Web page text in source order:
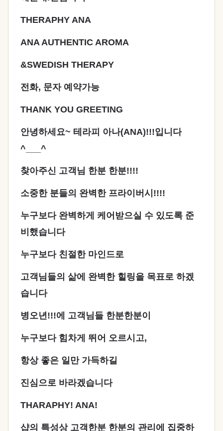
THERAPHY ANA
ANA AUTHENTIC AROMA
&SWEDISH THERAPY
전화, 문자 예약가능
THANK YOU GREETING
안녕하세요~ 테라피 아나(ANA)!!!입니다
^___^
찾아주신 고객님 한분 한분!!!!
소중한 분들의 완벽한 프라이버시!!!!
누구보다 완벽하게 케어받으실 수 있도록 준
비했습니다
누구보다 친절한 마인드로
고객님들의 삶에 완벽한 힐링을 목표로 하겠
습니다
병오년!!!에 고객님들 한분한분이
누구보다 힘차게 뛰어 오르시고,
항상 좋은 일만 가득하길
진심으로 바라겠습니다
THARAPHY! ANA!
샵의 특성상 고객한분 한분의 관리에 집중하